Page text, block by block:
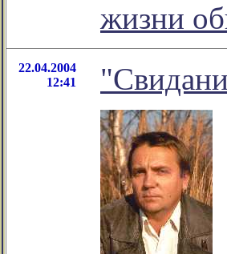
жизни
22.04.2004
12:41